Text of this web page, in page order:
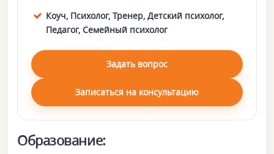
Коуч, Психолог, Тренер, Детский психолог,
Педагог, Семейный психолог
Задать вопрос
Записаться на консультацию
Образование: